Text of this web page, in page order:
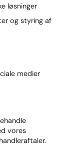
løsninger
og styring af
medier
vores